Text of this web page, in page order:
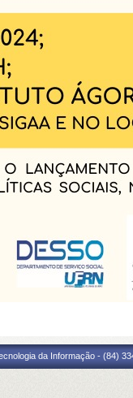
da Informação - (84)